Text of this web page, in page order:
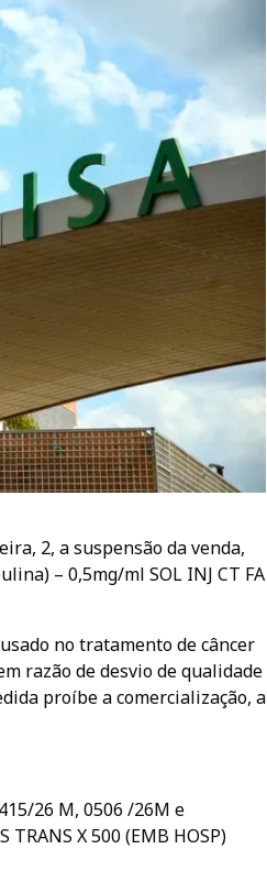
2, a suspensão da venda,
– 0,5mg/ml SOL INJ CT FA
no tratamento de câncer
razão de desvio de qualidade
proíbe a comercialização, a
26 M, 0506 /26M e
X 500 (EMB HOSP)